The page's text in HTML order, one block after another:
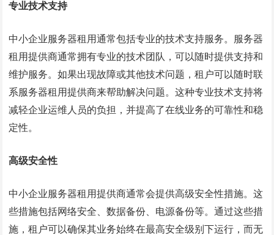
专业技术支持
中小企业服务器租用通常包括专业的技术支持服务。服务器
租用提供商通常拥有专业的技术团队，可以随时提供支持和
维护服务。如果出现故障或其他技术问题，租户可以随时联
系服务器租用提供商来帮助解决问题。这种专业技术支持将
减轻企业运维人员的负担，并提高了在线业务的可靠性和稳
定性。
高级安全性
中小企业服务器租用提供商通常会提供高级安全性措施。这
些措施包括网络安全、数据备份、电源备份等。通过这些措
施，租户可以确保其业务始终在最高安全级别下运行，而无